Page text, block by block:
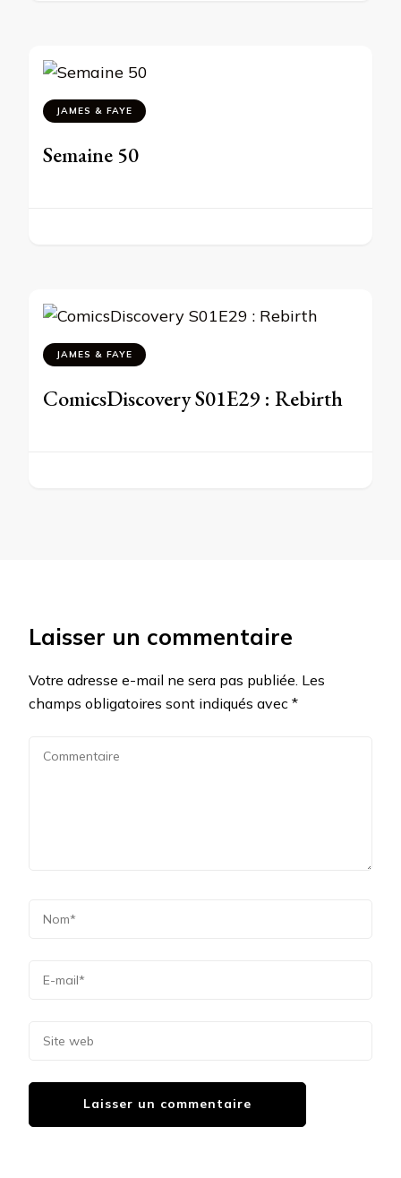
JAMES & FAYE
Semaine 50
JAMES & FAYE
ComicsDiscovery S01E29 : Rebirth
Laisser un commentaire
Votre adresse e-mail ne sera pas publiée. Les
champs obligatoires sont indiqués avec *